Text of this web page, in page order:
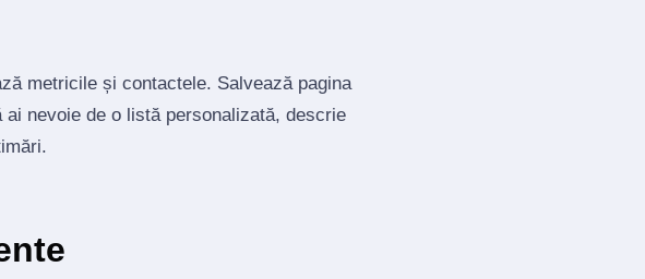
metricile și contactele. Salvează pagina
nevoie de o listă personalizată, descrie